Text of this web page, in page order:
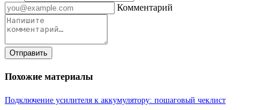
Комментарий
Отправить
Похожие материалы
Подключение усилителя к аккумулятору: пошаговый чеклист